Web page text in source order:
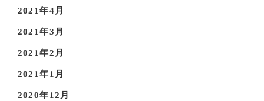
2021年4月
2021年3月
2021年2月
2021年1月
2020年12月